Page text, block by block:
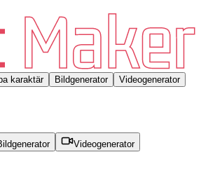
karaktär Bildgenerator
Videogenerator
Videogenerator